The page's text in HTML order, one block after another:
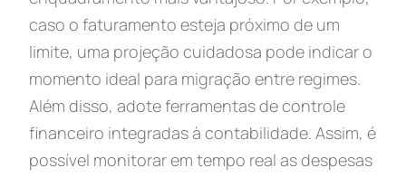
caso o faturamento esteja próximo de um
limite, uma projeção cuidadosa pode indicar o
momento ideal para migração entre regimes.
Além disso, adote ferramentas de controle
financeiro integradas à contabilidade. Assim, é
possível monitorar em tempo real as despesas